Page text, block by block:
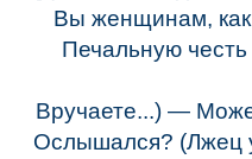
Вы женщинам, как
Печальную
Вручаете...) —
Ослышался? (Лжец